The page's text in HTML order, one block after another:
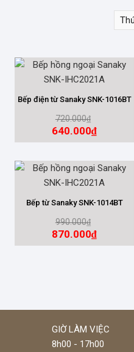
LỌC THEO GIÁ
LOẠI TỦ
SỐ NGĂN
CÔNG NGHỆ
DÀN LẠNH
Bếp điện từ Sanaky SNK-1016BT
720.000₫
640.000₫
Bếp từ Sanaky SNK-1014BT
990.000₫
870.000₫
GIỜ LÀM VIỆC
8h00 - 17h00